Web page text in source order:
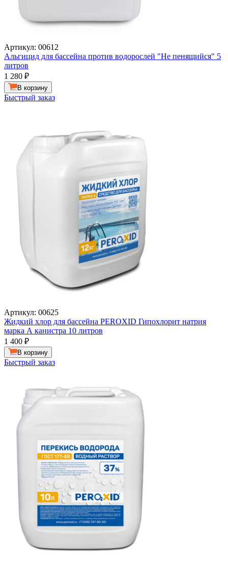
Артикул: 00612
Альгицид для бассейна против водорослей "Не пенящийся" 5
литров
1 280 ₽
В корзину
Быстрый заказ
Артикул: 00625
Жидкий хлор для бассейна PEROXID Гипохлорит натрия
марка А канистра 10 литров
1 400 ₽
В корзину
Быстрый заказ